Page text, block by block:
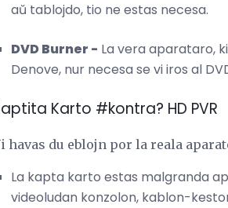
aŭ tablojdo, tio ne estas necesa.
DVD Burner - La vera aparataro,
Denove, nur necesa se vi iros al
Karto #kontra? HD PVR
havas du eblojn por la reala
La kapta karto estas malgranda
videoludan konzolon, kablon-